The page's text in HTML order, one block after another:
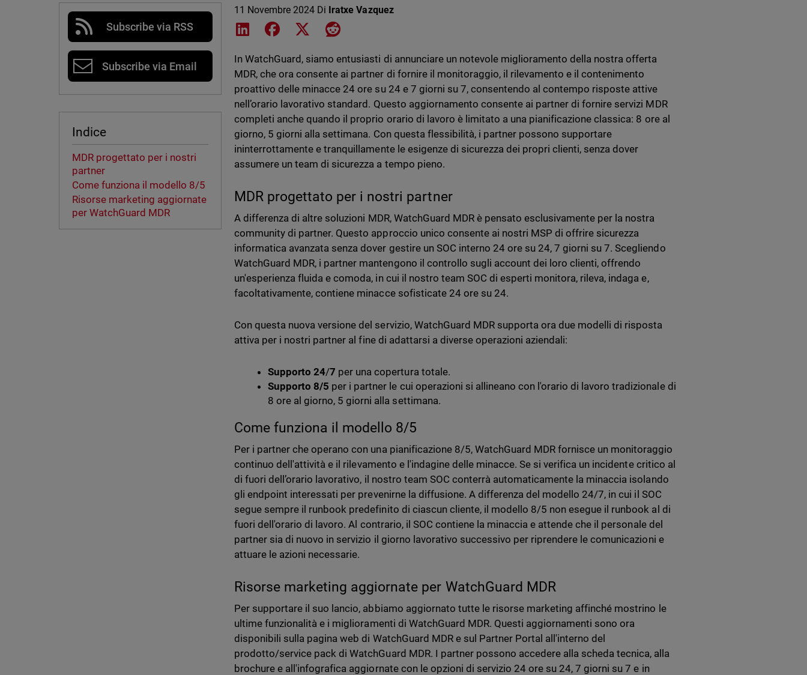
Subscribe via RSS
Subscribe via Email
Indice
MDR progettato per i nostri
partner
Come funziona il modello 8/5
Risorse marketing aggiornate
per WatchGuard MDR
11 Novembre 2024 Di Iratxe Vazquez
Share on LinkedIn
Share on Facebook
Share on XShare on Reddit
In WatchGuard, siamo entusiasti di annunciare un notevole miglioramento della nostra offerta
MDR, che ora consente ai partner di fornire il monitoraggio, il rilevamento e il contenimento
proattivo delle minacce 24 ore su 24 e 7 giorni su 7, consentendo al contempo risposte attive
nell’orario lavorativo standard. Questo aggiornamento consente ai partner di fornire servizi MDR
completi anche quando il proprio orario di lavoro è limitato a una pianificazione classica: 8 ore al
giorno, 5 giorni alla settimana. Con questa flessibilità, i partner possono supportare
ininterrottamente e tranquillamente le esigenze di sicurezza dei propri clienti, senza dover
assumere un team di sicurezza a tempo pieno.
MDR progettato per i nostri partner
A differenza di altre soluzioni MDR, WatchGuard MDR è pensato esclusivamente per la nostra
community di partner. Questo approccio unico consente ai nostri MSP di offrire sicurezza
informatica avanzata senza dover gestire un SOC interno 24 ore su 24, 7 giorni su 7. Scegliendo
WatchGuard MDR, i partner mantengono il controllo sugli account dei loro clienti, offrendo
un'esperienza fluida e comoda, in cui il nostro team SOC di esperti monitora, rileva, indaga e,
facoltativamente, contiene minacce sofisticate 24 ore su 24.
Con questa nuova versione del servizio, WatchGuard MDR supporta ora due modelli di risposta
attiva per i nostri partner al fine di adattarsi a diverse operazioni aziendali:
Supporto 24/7 per una copertura totale.
Supporto 8/5 per i partner le cui operazioni si allineano con l'orario di lavoro tradizionale di
8 ore al giorno, 5 giorni alla settimana.
Come funziona il modello 8/5
Per i partner che operano con una pianificazione 8/5, WatchGuard MDR fornisce un monitoraggio
continuo dell'attività e il rilevamento e l'indagine delle minacce. Se si verifica un incidente critico al
di fuori dell’orario lavorativo, il nostro team SOC conterrà automaticamente la minaccia isolando
gli endpoint interessati per prevenirne la diffusione. A differenza del modello 24/7, in cui il SOC
segue sempre il runbook predefinito di ciascun cliente, il modello 8/5 non esegue il runbook al di
fuori dell'orario di lavoro. Al contrario, il SOC contiene la minaccia e attende che il personale del
partner sia di nuovo in servizio il giorno lavorativo successivo per riprendere le comunicazioni e
attuare le azioni necessarie.
Risorse marketing aggiornate per WatchGuard MDR
Per supportare il suo lancio, abbiamo aggiornato tutte le risorse marketing affinché mostrino le
ultime funzionalità e i miglioramenti di WatchGuard MDR. Questi aggiornamenti sono ora
disponibili sulla pagina web di WatchGuard MDR e sul Partner Portal all'interno del
prodotto/service pack di WatchGuard MDR. I partner possono accedere alla scheda tecnica, alla
brochure e all'infografica aggiornate con le opzioni di servizio 24 ore su 24, 7 giorni su 7 e in